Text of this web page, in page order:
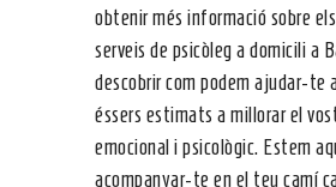
obtenir més informació sobre
serveis de psicòleg a domicili a
descobrir com podem ajudar-te
éssers estimats a millorar el
emocional i psicològic. Estem
acompanyar-te en el teu camí